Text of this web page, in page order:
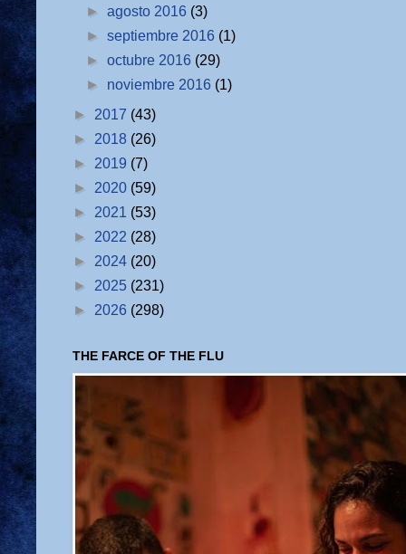
►agosto 2016 (3)
►septiembre 2016 (1)
►octubre 2016 (29)
► noviembre 2016 (1)
► 2017 (43)
► 2018 (26)
► 2019 (7)
► 2020 (59)
► 2021 (53)
► 2022 (28)
► 2024 (20)
► 2025 (231)
► 2026 (298)
THE FARCE OF THE FLU